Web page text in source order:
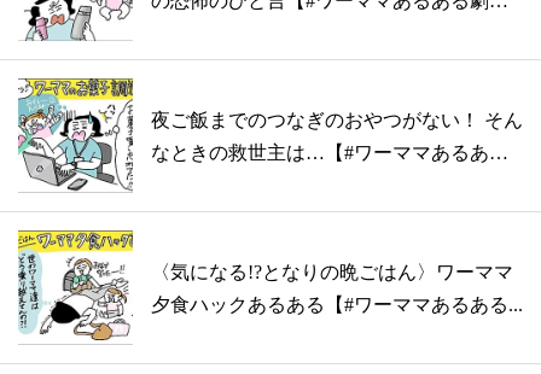
夜ご飯までのつなぎのおやつがない！ そん
なときの救世主は…【#ワーママあるある
〈気になる!?となりの晩ごはん〉ワーママ
夕食ハックあるある【#ワーママあるある...